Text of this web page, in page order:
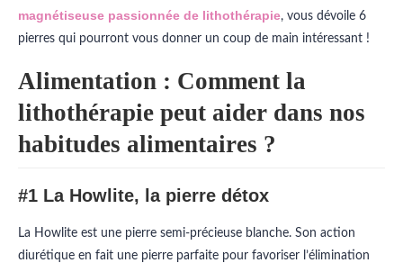
magnétiseuse passionnée de lithothérapie, vous dévoile 6
pierres qui pourront vous donner un coup de main intéressant !
Alimentation : Comment la
lithothérapie peut aider dans nos
habitudes alimentaires ?
#1 La Howlite, la pierre détox
La Howlite est une pierre semi-précieuse blanche. Son action
diurétique en fait une pierre parfaite pour favoriser l’élimination